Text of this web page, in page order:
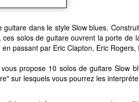
guitare dans le style Slow blues.
solos de guitare ouvrent la porte de
passant par Eric Clapton, Eric
propose 10 solos de guitare Slow
sur lesquels vous pourrez les